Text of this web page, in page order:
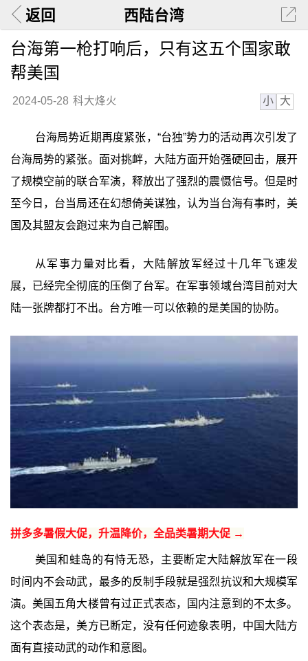
返回 西陆台湾
台海第一枪打响后，只有这五个国家敢
帮美国
2024-05-28 科大烽火 小 大
台海局势近期再度紧张，“台独”势力的活动再次引发了
台海局势的紧张。面对挑衅，大陆方面开始强硬回击，展开
了规模空前的联合军演，释放出了强烈的震慑信号。但是时
至今日，台当局还在幻想倚美谋独，认为当台海有事时，美
国及其盟友会跑过来为自己解围。
从军事力量对比看，大陆解放军经过十几年飞速发
展，已经完全彻底的压倒了台军。在军事领域台湾目前对大
陆一张牌都打不出。台方唯一可以依赖的是美国的协防。
拼多多暑假大促，升温降价，全品类暑期大促 →
美国和蛙岛的有恃无恐，主要断定大陆解放军在一段
时间内不会动武，最多的反制手段就是强烈抗议和大规模军
演。美国五角大楼曾有过正式表态，国内注意到的不太多。
这个表态是，美方已断定，没有任何迹象表明，中国大陆方
面有直接动武的动作和意图。